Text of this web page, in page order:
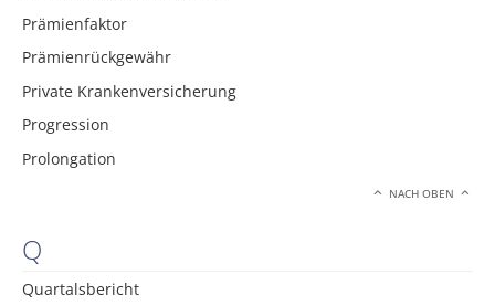
Prämienfaktor
Prämienrückgewähr
Private Krankenversicherung
Progression
Prolongation
NACH OBEN
Q
Quartalsbericht